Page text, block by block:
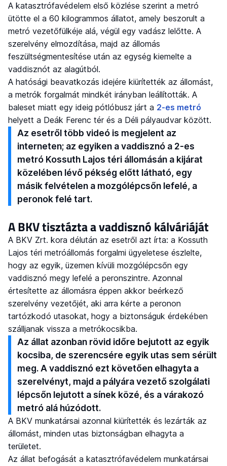
A katasztrófavédelem első közlése szerint a metró
ütötte el a 60 kilogrammos állatot, amely beszorult a
metró vezetőfülkéje alá, végül egy vadász lelőtte. A
szerelvény elmozdítása, majd az állomás
feszültségmentesítése után az egység kiemelte a
vaddisznót az alagútból.
A hatósági beavatkozás idejére kiürítették az állomást,
a metrók forgalmát mindkét irányban leállították. A
baleset miatt egy ideig pótlóbusz járt a 2-es metró
helyett a Deák Ferenc tér és a Déli pályaudvar között.
Az esetről több videó is megjelent az
interneten; az egyiken a vaddisznó a 2-es
metró Kossuth Lajos téri állomásán a kijárat
közelében lévő pékség előtt látható, egy
másik felvételen a mozgólépcsőn lefelé, a
peronok felé tart.
A BKV tisztázta a vaddisznó kálváriáját
A BKV Zrt. kora délután az esetről azt írta: a Kossuth
Lajos téri metróállomás forgalmi ügyeletese észlelte,
hogy az egyik, üzemen kívüli mozgólépcsőn egy
vaddisznó megy lefelé a peronszintre. Azonnal
értesítette az állomásra éppen akkor beérkező
szerelvény vezetőjét, aki arra kérte a peronon
tartózkodó utasokat, hogy a biztonságuk érdekében
szálljanak vissza a metrókocsikba.
Az állat azonban rövid időre bejutott az egyik
kocsiba, de szerencsére egyik utas sem sérült
meg. A vaddisznó ezt követően elhagyta a
szerelvényt, majd a pályára vezető szolgálati
lépcsőn lejutott a sínek közé, és a várakozó
metró alá húzódott.
A BKV munkatársai azonnal kiürítették és lezárták az
állomást, minden utas biztonságban elhagyta a
területet.
Az állat befogását a katasztrófavédelem munkatársai